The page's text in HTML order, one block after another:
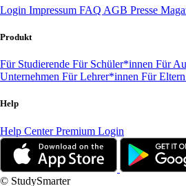
Login Impressum FAQ AGB Presse
Produkt
Für Studierende Für Schüler*innen Für
Unternehmen Für Lehrer*innen Für Eltern
Help
Help CenterPremium Login
© StudySmarter